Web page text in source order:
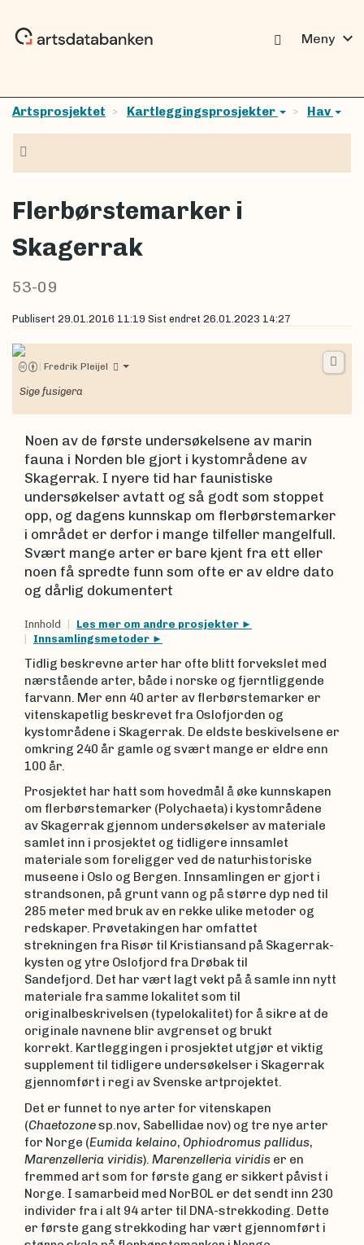
Meny expand_more
Artsprosjektet Kartleggingsprosjekter Hav
Flerbørstemarker i
Skagerrak
53-09
Publisert 29.01.2016 11:19 Sist endret 26.01.2023 14:27
| Fredrik Pleijel
Sige fusigera
Noen av de første undersøkelsene av marin
fauna i Norden ble gjort i kystområdene av
Skagerrak. I nyere tid har faunistiske
undersøkelser avtatt og så godt som stoppet
opp, og dagens kunnskap om flerbørstemarker
i området er derfor i mange tilfeller mangelfull.
Svært mange arter er bare kjent fra ett eller
noen få spredte funn som ofte er av eldre dato
og dårlig dokumentert
Innhold
Les mer om andre prosjekter
Innsamlingsmetoder
Tidlig beskrevne arter har ofte blitt forvekslet med
nærstående arter, både i norske og fjerntliggende
farvann. Mer enn 40 arter av flerbørstemarker er
vitenskapetlig beskrevet fra Oslofjorden og
kystområdene i Skagerrak. De eldste beskivelsene er
omkring 240 år gamle og svært mange er eldre enn
100 år.
Prosjektet har hatt som hovedmål å øke kunnskapen
om flerbørstemarker (Polychaeta) i kystområdene
av Skagerrak gjennom undersøkelser av materiale
samlet inn i prosjektet og tidligere innsamlet
materiale som foreligger ved de naturhistoriske
museene i Oslo og Bergen. Innsamlingen er gjort i
strandsonen, på grunt vann og på større dyp ned til
285 meter med bruk av en rekke ulike metoder og
redskaper. Prøvetakingen har omfattet
strekningen fra Risør til Kristiansand på Skagerrak-
kysten og ytre Oslofjord fra Drøbak til
Sandefjord. Det har vært lagt vekt på å samle inn nytt
materiale fra samme lokalitet som til
originalbeskrivelsen (typelokalitet) for å sikre at de
originale navnene blir avgrenset og brukt
korrekt. Kartleggingen i prosjektet utgjør et viktig
supplement til tidligere undersøkelser i Skagerrak
gjennomført i regi av Svenske artprojektet.
Det er funnet to nye arter for vitenskapen
(Chaetozonesp.nov, Sabellidae nov) og tre nye arter
for Norge (Eumida kelaino, Ophiodromus pallidus,
Marenzelleria viridis). Marenzelleria viridis er en
fremmed art som for første gang er sikkert påvist i
Norge. I samarbeid med NorBOL er det sendt inn 230
individer fra i alt 94 arter til DNA-strekkoding. Dette
er første gang strekkoding har vært gjennomført i